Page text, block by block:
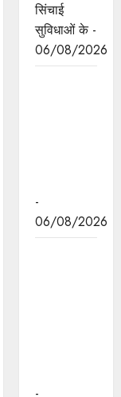
सिंचाई
सुविधाओं के -
06/08/2026
-
06/08/2026